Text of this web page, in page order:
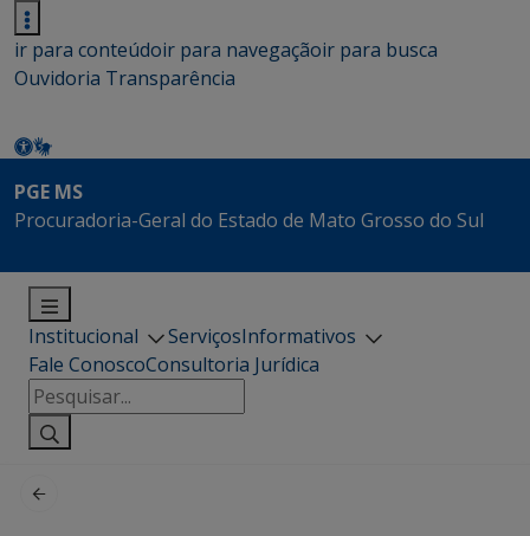
ir para conteúdoir para navegaçãoir para busca
Ouvidoria Transparência
PGE MS
Procuradoria-Geral do Estado de Mato Grosso do Sul
Institucional ServiçosInformativos
Fale ConoscoConsultoria Jurídica
Pesquisar
por: